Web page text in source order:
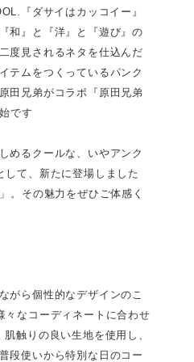
『ダサイはカッコイー』
和』と『洋』と『遊び』の
度見されるネタを仕込んだ
テムをつくっているパンク
田兄弟がコラボ『原田兄弟
です
めるクールな、いやアンク
して、新たに登場しました
。その魅力をぜひご体感く
がら個性的なデザインのこ
々なコーディネートに合わせ
触りの良い生地を使用し、
段使いから特別な日のコー